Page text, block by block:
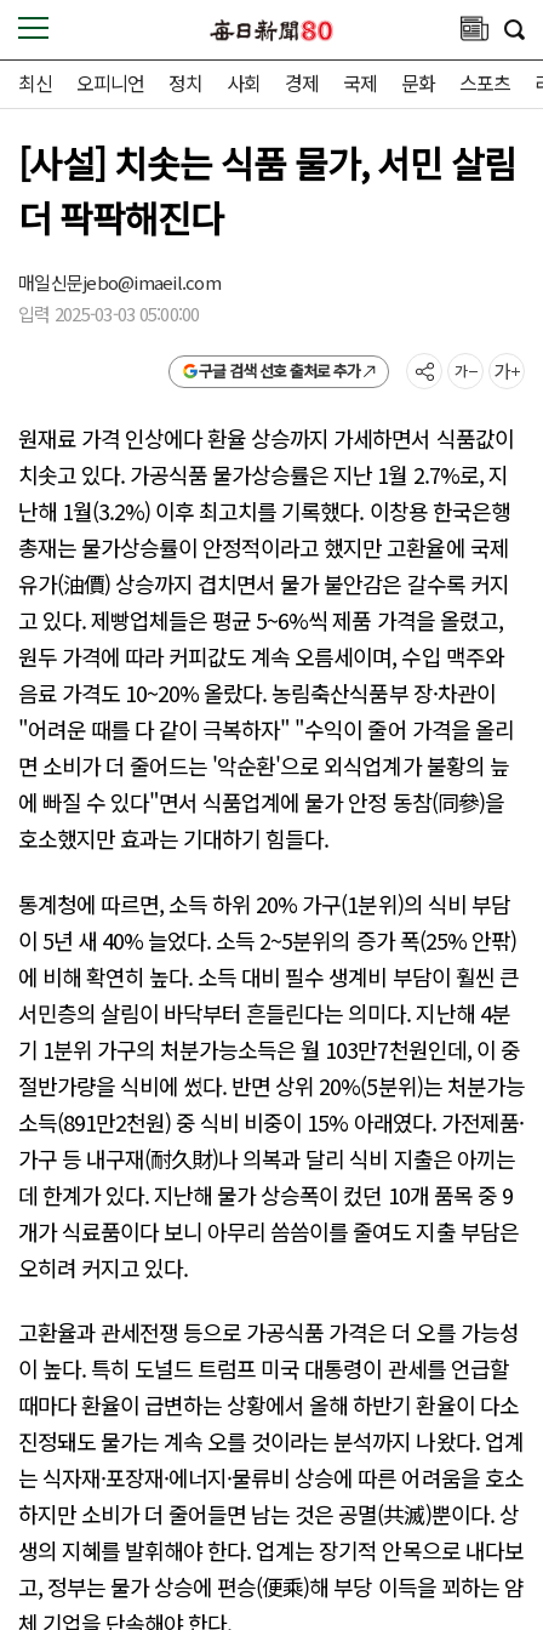
최신 오피니언 정치 사회 경제 국제 문화 스포츠
[사설] 치솟는 식품 물가, 서민 살림
더 팍팍해진다
매일신문jebo@imaeil.com
입력 2025-03-03 05:00:00
구글 검색 선호 출처로 추가
원재료 가격 인상에다 환율 상승까지 가세하면서 식품값이
치솟고 있다. 가공식품 물가상승률은 지난 1월 2.7%로, 지
난해 1월(3.2%) 이후 최고치를 기록했다. 이창용 한국은행
총재는 물가상승률이 안정적이라고 했지만 고환율에 국제
유가(油價) 상승까지 겹치면서 물가 불안감은 갈수록 커지
고 있다. 제빵업체들은 평균 5~6%씩 제품 가격을 올렸고,
원두 가격에 따라 커피값도 계속 오름세이며, 수입 맥주와
음료 가격도 10~20% 올랐다. 농림축산식품부 장·차관이
"어려운 때를 다 같이 극복하자" "수익이 줄어 가격을 올리
면 소비가 더 줄어드는 '악순환'으로 외식업계가 불황의 늪
에 빠질 수 있다"면서 식품업계에 물가 안정 동참(同參)을
호소했지만 효과는 기대하기 힘들다.
통계청에 따르면, 소득 하위 20% 가구(1분위)의 식비 부담
이 5년 새 40% 늘었다. 소득 2~5분위의 증가 폭(25% 안팎)
에 비해 확연히 높다. 소득 대비 필수 생계비 부담이 훨씬 큰
서민층의 살림이 바닥부터 흔들린다는 의미다. 지난해 4분
기 1분위 가구의 처분가능소득은 월 103만7천원인데, 이 중
절반가량을 식비에 썼다. 반면 상위 20%(5분위)는 처분가능
소득(891만2천원) 중 식비 비중이 15% 아래였다. 가전제품·
가구 등 내구재(耐久財)나 의복과 달리 식비 지출은 아끼는
데 한계가 있다. 지난해 물가 상승폭이 컸던 10개 품목 중 9
개가 식료품이다 보니 아무리 씀씀이를 줄여도 지출 부담은
오히려 커지고 있다.
고환율과 관세전쟁 등으로 가공식품 가격은 더 오를 가능성
이 높다. 특히 도널드 트럼프 미국 대통령이 관세를 언급할
때마다 환율이 급변하는 상황에서 올해 하반기 환율이 다소
진정돼도 물가는 계속 오를 것이라는 분석까지 나왔다. 업계
는 식자재·포장재·에너지·물류비 상승에 따른 어려움을 호소
하지만 소비가 더 줄어들면 남는 것은 공멸(共滅)뿐이다. 상
생의 지혜를 발휘해야 한다. 업계는 장기적 안목으로 내다보
고, 정부는 물가 상승에 편승(便乘)해 부당 이득을 꾀하는 얌
체 기업을 단속해야 한다.